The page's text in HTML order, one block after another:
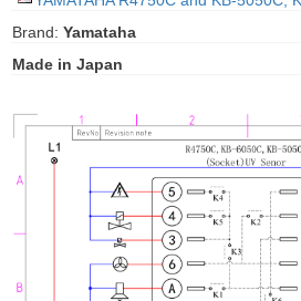
Brand: Yamataha
Made in Japan